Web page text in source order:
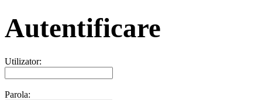
Autentificare
Utilizator:
Parola: